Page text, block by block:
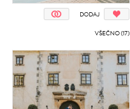
DODAJ
VŠEČNO (17)